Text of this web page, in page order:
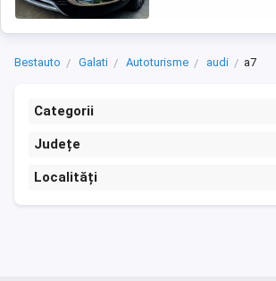
Bestauto Galati Autoturisme audi a7
Categorii
Județe
Localități